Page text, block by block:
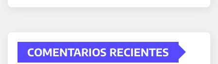
COMENTARIOS RECIENTES